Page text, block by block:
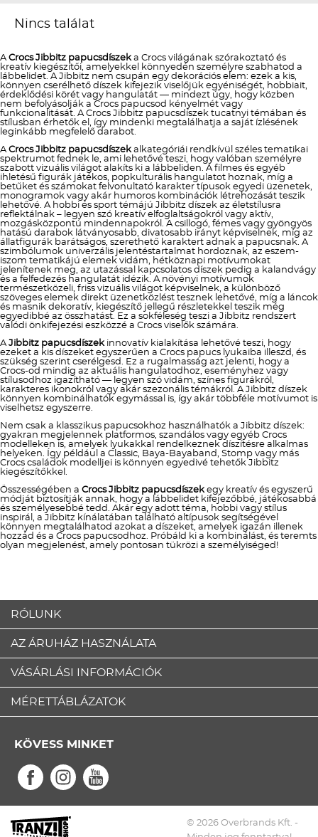
Nincs találat
ACrocs Jibbitz papucsdíszeka Crocs világának szórakoztató és
kreatív kiegészítői, amelyekkel könnyedén személyre szabhatod a
lábbelidet. A Jibbitz nem csupán egy dekorációs elem: ezek a kis,
könnyen cserélhető díszek kifejezik viselőjük egyéniségét, hobbiait,
érdeklődési körét vagy hangulatát — mindezt úgy, hogy közben
nem befolyásolják a Crocs papucsod kényelmét vagy
funkcionalitását. A Crocs Jibbitz papucsdíszek tucatnyi témában és
stílusban érhetők el, így mindenki megtalálhatja a saját ízlésének
leginkább megfelelő darabot.
ACrocs Jibbitz papucsdíszekalkategóriái rendkívül széles tematikai
spektrumot fednek le, ami lehetővé teszi, hogy valóban személyre
szabott vizuális világot alakíts ki a lábbeliden. A filmes és egyéb
ihletésű figurák játékos, popkulturális hangulatot hoznak, míg a
betűket és számokat felvonultató karakter típusok egyedi üzenetek,
monogramok vagy akár humoros kombinációk létrehozását teszik
lehetővé. A hobbi és sport témájú Jibbitz díszek az életstílusra
reflektálnak – legyen szó kreatív elfoglaltságokról vagy aktív,
mozgásközpontú mindennapokról. A csillogó, fémes vagy gyöngyös
hatású darabok látványosabb, divatosabb irányt képviselnek, míg az
állatfigurák barátságos, szerethető karaktert adnak a papucsnak. A
szimbólumok univerzális jelentéstartalmat hordoznak, az eszem-
iszom tematikájú elemek vidám, hétköznapi motívumokat
jelenítenek meg, az utazással kapcsolatos díszek pedig a kalandvágy
és a felfedezés hangulatát idézik. A növényi motívumok
természetközeli, friss vizuális világot képviselnek, a különböző
szöveges elemek direkt üzenetközlést tesznek lehetővé, míg a láncok
és masnik dekoratív, kiegészítő jellegű részletekkel teszik még
egyedibbé az összhatást. Ez a sokféleség teszi a Jibbitz rendszert
valódi önkifejezési eszközzé a Crocs viselők számára.
AJibbitz papucsdíszekinnovatív kialakítása lehetővé teszi, hogy
ezeket a kis díszeket egyszerűen a Crocs papucs lyukaiba illeszd, és
szükség szerint cserélgesd. Ez a rugalmasság azt jelenti, hogy a
Crocs-od mindig az aktuális hangulatodhoz, eseményhez vagy
stílusodhoz igazítható — legyen szó vidám, színes figurákról,
karakteres ikonokról vagy akár szezonális témákról. A Jibbitz díszek
könnyen kombinálhatók egymással is, így akár többféle motívumot is
viselhetsz egyszerre.
Nem csak a klasszikus papucsokhoz használhatók a Jibbitz díszek:
gyakran megjelennek platformos, szandálos vagy egyéb Crocs
modelleken is, amelyek lyukakkal rendelkeznek díszítésre alkalmas
helyeken. Így például a Classic, Baya-Bayaband, Stomp vagy más
Crocs családok modelljei is könnyen egyedivé tehetők Jibbitz
kiegészítőkkel.
Összességében a Crocs Jibbitz papucsdíszekegy kreatív és egyszerű
módját biztosítják annak, hogy a lábbelidet kifejezőbbé, játékosabbá
és személyesebbé tedd. Akár egy adott téma, hobbi vagy stílus
inspirál, a Jibbitz kínálatában található altípusok segítségével
könnyen megtalálhatod azokat a díszeket, amelyek igazán illenek
hozzád és a Crocs papucsodhoz. Próbáld ki a kombinálást, és teremts
olyan megjelenést, amely pontosan tükrözi a személyiséged!
RÓLUNK
AZ ÁRUHÁZ HASZNÁLATA
VÁSÁRLÁSI INFORMÁCIÓK
MÉRETTÁBLÁZATOK
KÖVESS MINKET
© 2026 Overbrands Kft. -